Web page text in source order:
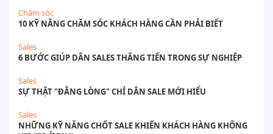
Chăm sóc
10 KỸ NĂNG CHĂM SÓC KHÁCH HÀNG CẦN PHẢI BIẾT
Sales
6 BƯỚC GIÚP DÂN SALES THĂNG TIẾN TRONG SỰ NGHIỆP
Sales
SỰ THẬT "ĐẮNG LÒNG" CHỈ DÂN SALE MỚI HIỂU
Sales
NHỮNG KỸ NĂNG CHỐT SALE KHIẾN KHÁCH HÀNG KHÔNG